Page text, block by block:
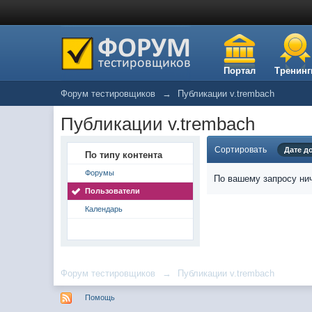
Портал
Форум тестировщиков → Публикации v.trembach
Публикации v.trembach
По типу контента
Форумы
Пользователи
Календарь
Сортировать Дате
По вашему запросу
Форум тестировщиков → Публикации v.trembach
Помощь